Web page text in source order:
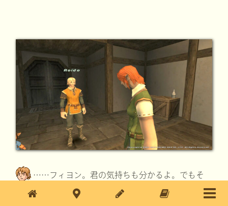
……フィヨン。君の気持ちも分かるよ。でもそ
のことよりも、ミルシェラールの方が大事だろ？